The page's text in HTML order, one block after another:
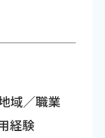
域／職業
経験